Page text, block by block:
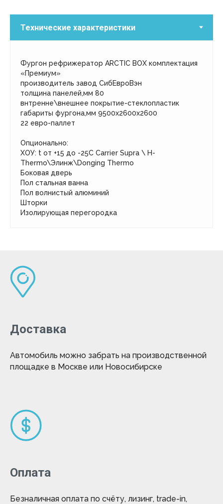
Фургон рефрижератор ARCTIC BOX комплектация
«Премиум»
производитель завод СибЕвроВэн
толщина панелей,мм 80
внтренне\внешнее покрытие-стеклопластик
габариты фургона,мм 9500х2600х2600
22 евро-паллет
Опционально:
ХОУ: t от +15 до -25С Carrier Supra \ H-
Thermo\Элинж\Donging Thermo
Боковая дверь
Пол стальная ванна
Пол волнистый алюминий
Шторки
Изолирующая перегородка
Доставка
Автомобиль можно забрать на производственной
площадке в Москве или Новосибирске
Оплата
Безналичная оплата по счёту, лизинг, trade-in,